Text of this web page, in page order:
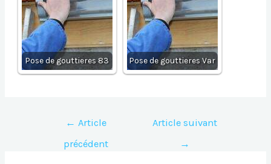
Pose de gouttieres 83 Pose de gouttieres Var
Navigation
l’article
← Article
précédent
Article suivant
→